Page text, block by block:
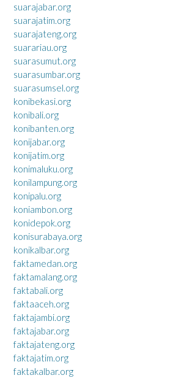
suarajabar.org
suarajatim.org
suarajateng.org
suarariau.org
suarasumut.org
suarasumbar.org
suarasumsel.org
konibekasi.org
konibali.org
konibanten.org
konijabar.org
konijatim.org
konimaluku.org
konilampung.org
konipalu.org
koniambon.org
konidepok.org
konisurabaya.org
konikalbar.org
faktamedan.org
faktamalang.org
faktabali.org
faktaaceh.org
faktajambi.org
faktajabar.org
faktajateng.org
faktajatim.org
faktakalbar.org